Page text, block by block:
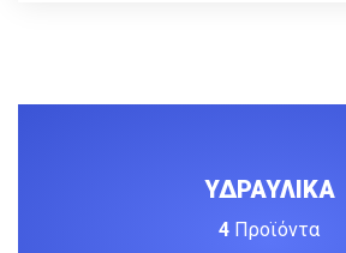
ΥΔΡΑΥΛΙΚΑ
4 Προϊόντα